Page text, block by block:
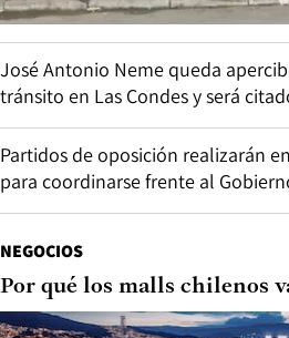
José Antonio Neme queda
tránsito en Las Condes y será
Partidos de oposición realizarán
para coordinarse frente al
NEGOCIOS
Por qué los malls chilenos